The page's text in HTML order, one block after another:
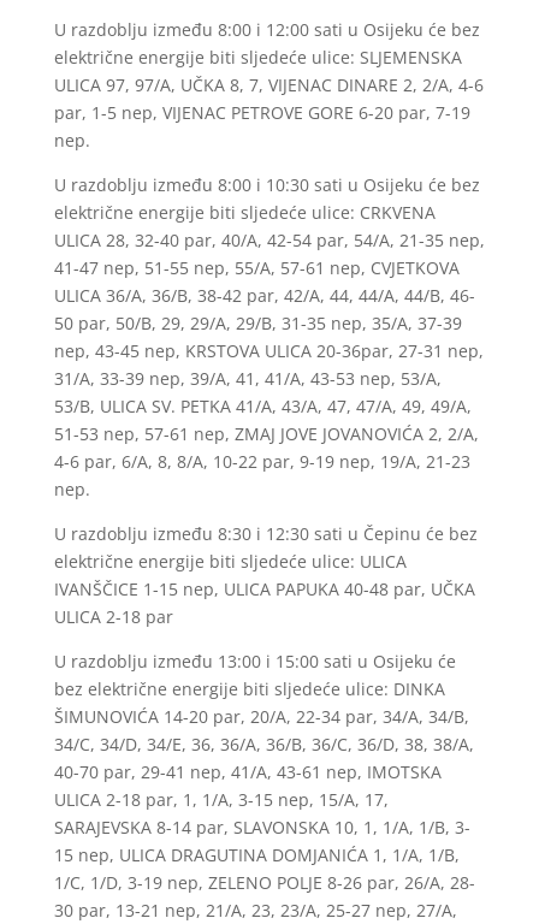
U razdoblju između 8:00 i 12:00 sati u Osijeku će bez
električne energije biti sljedeće ulice: SLJEMENSKA
ULICA 97, 97/A, UČKA 8, 7, VIJENAC DINARE 2, 2/A, 4-6
par, 1-5 nep, VIJENAC PETROVE GORE 6-20 par, 7-19
nep.
U razdoblju između 8:00 i 10:30 sati u Osijeku će bez
električne energije biti sljedeće ulice: CRKVENA
ULICA 28, 32-40 par, 40/A, 42-54 par, 54/A, 21-35 nep,
41-47 nep, 51-55 nep, 55/A, 57-61 nep, CVJETKOVA
ULICA 36/A, 36/B, 38-42 par, 42/A, 44, 44/A, 44/B, 46-
50 par, 50/B, 29, 29/A, 29/B, 31-35 nep, 35/A, 37-39
nep, 43-45 nep, KRSTOVA ULICA 20-36par, 27-31 nep,
31/A, 33-39 nep, 39/A, 41, 41/A, 43-53 nep, 53/A,
53/B, ULICA SV. PETKA 41/A, 43/A, 47, 47/A, 49, 49/A,
51-53 nep, 57-61 nep, ZMAJ JOVE JOVANOVIĆA 2, 2/A,
4-6 par, 6/A, 8, 8/A, 10-22 par, 9-19 nep, 19/A, 21-23
nep.
U razdoblju između 8:30 i 12:30 sati u Čepinu će bez
električne energije biti sljedeće ulice: ULICA
IVANŠČICE 1-15 nep, ULICA PAPUKA 40-48 par, UČKA
ULICA 2-18 par
U razdoblju između 13:00 i 15:00 sati u Osijeku će
bez električne energije biti sljedeće ulice: DINKA
ŠIMUNOVIĆA 14-20 par, 20/A, 22-34 par, 34/A, 34/B,
34/C, 34/D, 34/E, 36, 36/A, 36/B, 36/C, 36/D, 38, 38/A,
40-70 par, 29-41 nep, 41/A, 43-61 nep, IMOTSKA
ULICA 2-18 par, 1, 1/A, 3-15 nep, 15/A, 17,
SARAJEVSKA 8-14 par, SLAVONSKA 10, 1, 1/A, 1/B, 3-
15 nep, ULICA DRAGUTINA DOMJANIĆA 1, 1/A, 1/B,
1/C, 1/D, 3-19 nep, ZELENO POLJE 8-26 par, 26/A, 28-
30 par, 13-21 nep, 21/A, 23, 23/A, 25-27 nep, 27/A,